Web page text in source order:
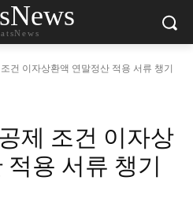
건 이자상환액 연말정산 적용 서류 챙기
제 조건 이자상
용 서류 챙기